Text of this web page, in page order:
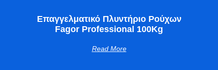
Επαγγελματικό Πλυντήριο Ρούχων
Fagor Professional 100Kg
Read More